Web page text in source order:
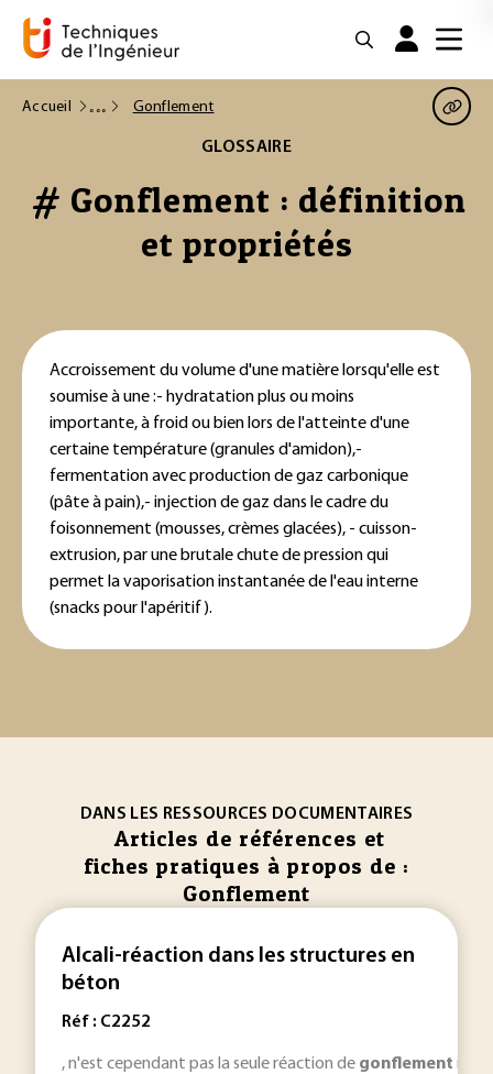
Accueil Gonflement
GLOSSAIRE
# Gonflement : définition
et propriétés
Accroissement du volume d'une matière lorsqu'elle est
soumise à une :- hydratation plus ou moins
importante, à froid ou bien lors de l'atteinte d'une
certaine température (granules d'amidon),-
fermentation avec production de gaz carbonique
(pâte à pain),- injection de gaz dans le cadre du
foisonnement (mousses, crèmes glacées), - cuisson-
extrusion, par une brutale chute de pression qui
permet la vaporisation instantanée de l'eau interne
(snacks pour l'apéritif).
DANS LES RESSOURCES DOCUMENTAIRES
Articles de références et
fiches pratiques à propos de :
Gonflement
Alcali-réaction dans les structures en
béton
Réf : C2252
, n'est cependant pas la seule réaction de gonflement